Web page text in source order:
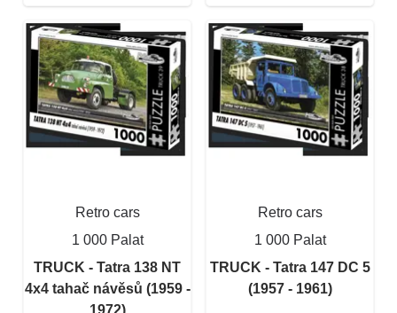
Retro cars
1 000 Palat
TRUCK - Tatra 138 NT
4x4 tahač návěsů (1959 -
Retro cars
1 000 Palat
TRUCK - Tatra 147 DC 5
(1957 - 1961)